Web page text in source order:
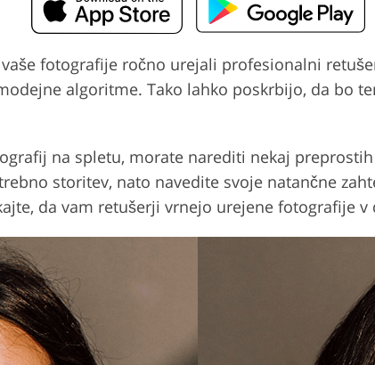
fotografije ročno urejali profesionalni
algoritme. Tako lahko poskrbijo, da bo
na spletu, morate narediti nekaj
storitev, nato navedite svoje natančne
da vam retušerji vrnejo urejene fotografije